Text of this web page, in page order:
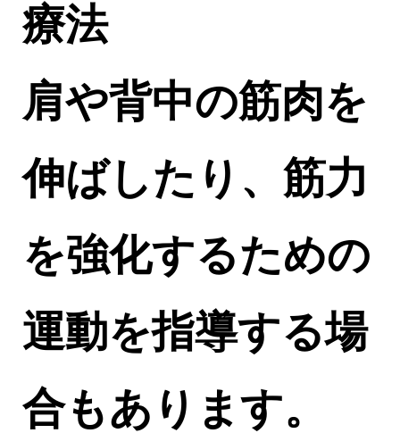
療法
肩や背中の筋肉を
伸ばしたり、筋力
を強化するための
運動を指導する場
合もあります。